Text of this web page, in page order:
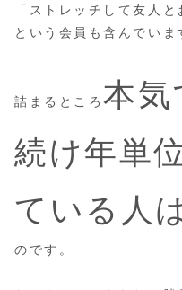
「ストレッチして友人
という会員も含んでいま
詰まるところ本気
続け年単
ている人
のです。